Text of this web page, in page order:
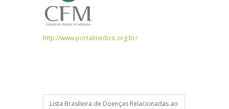
http://www.portalmedico.org.br/
Lista Brasileira de Doenças Relacionadas ao